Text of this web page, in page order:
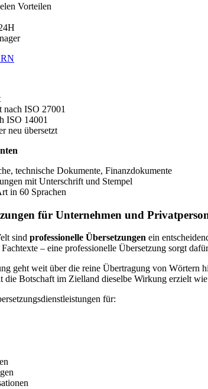
Vorteilen
nach ISO 27001
ISO 14001
neu übersetzt
technische Dokumente, Finanzdokumente
mit Unterschrift und Stempel
in 60 Sprachen
für Unternehmen und
sind professionelle Übersetzungen ein
– eine professionelle Übersetzung sorgt
geht weit über die reine Übertragung von Wörtern
die Botschaft im Zielland dieselbe Wirkung erzielt
für: